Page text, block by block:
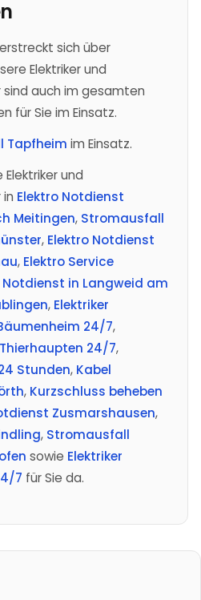
sich über
Elektriker und
auch im gesamten
für Sie im Einsatz.
Tapfheim im Einsatz.
und
Elektro Notdienst
Meitingen, Stromausfall
, Elektro Notdienst
, Elektro Service
Notdienst in Langweid am
, Elektriker
24/7,
24/7,
Stunden, Kabel
, Kurzschluss beheben
Zusmarshausen,
, Stromausfall
sowie Elektriker
7 für Sie da.